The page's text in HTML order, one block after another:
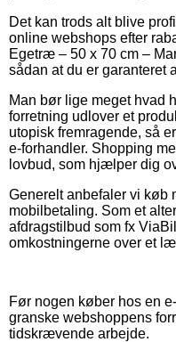
Det kan trods alt blive
online webshops efter
Egetræ – 50 x 70 cm –
sådan at du er garanteret
Man bør lige meget hvad
forretning udlover et
utopisk fremragende, så
e-forhandler. Shopping
lovbud, som hjælper dig
Generelt anbefaler vi køb
mobilbetaling. Som et
afdragstilbud som fx
omkostningerne over et
Før nogen køber hos en
granske webshoppens
tidskrævende arbejde.